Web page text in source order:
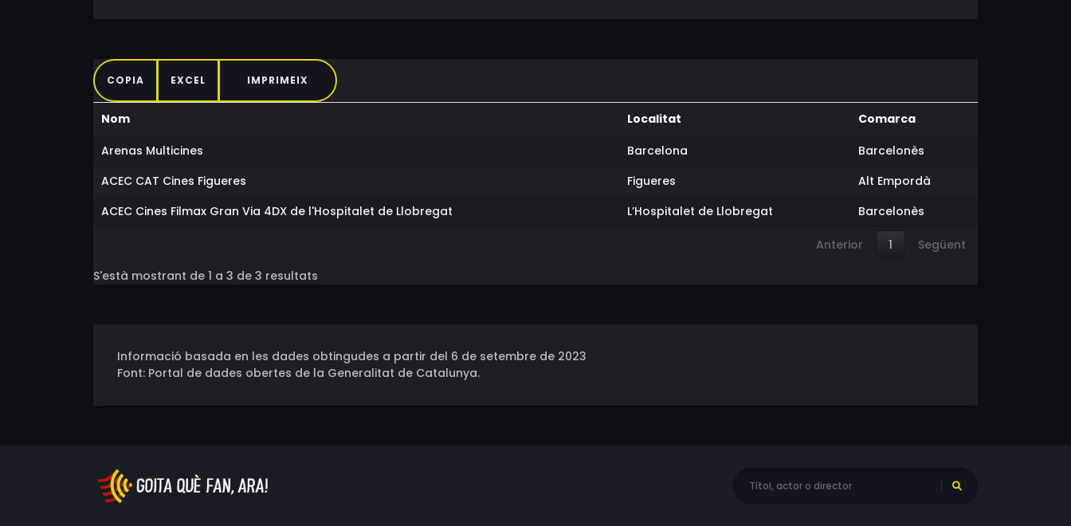
COPIA EXCEL IMPRIMEIX
Nom Localitat
Comarca
Arenas Multicines
Barcelona
Barcelonès
ACEC CAT Cines Figueres
Figueres
Alt Empordà
ACEC Cines Filmax Gran Via 4DX de l'Hospitalet de Llobregat
L’Hospitalet de Llobregat Barcelonès
Anterior 1
Següent
S'està mostrant de 1 a 3 de 3 resultats
Informació basada en les dades obtingudes a partir del 6 de setembre de 2023
Font: Portal de dades obertes de la Generalitat de Catalunya.